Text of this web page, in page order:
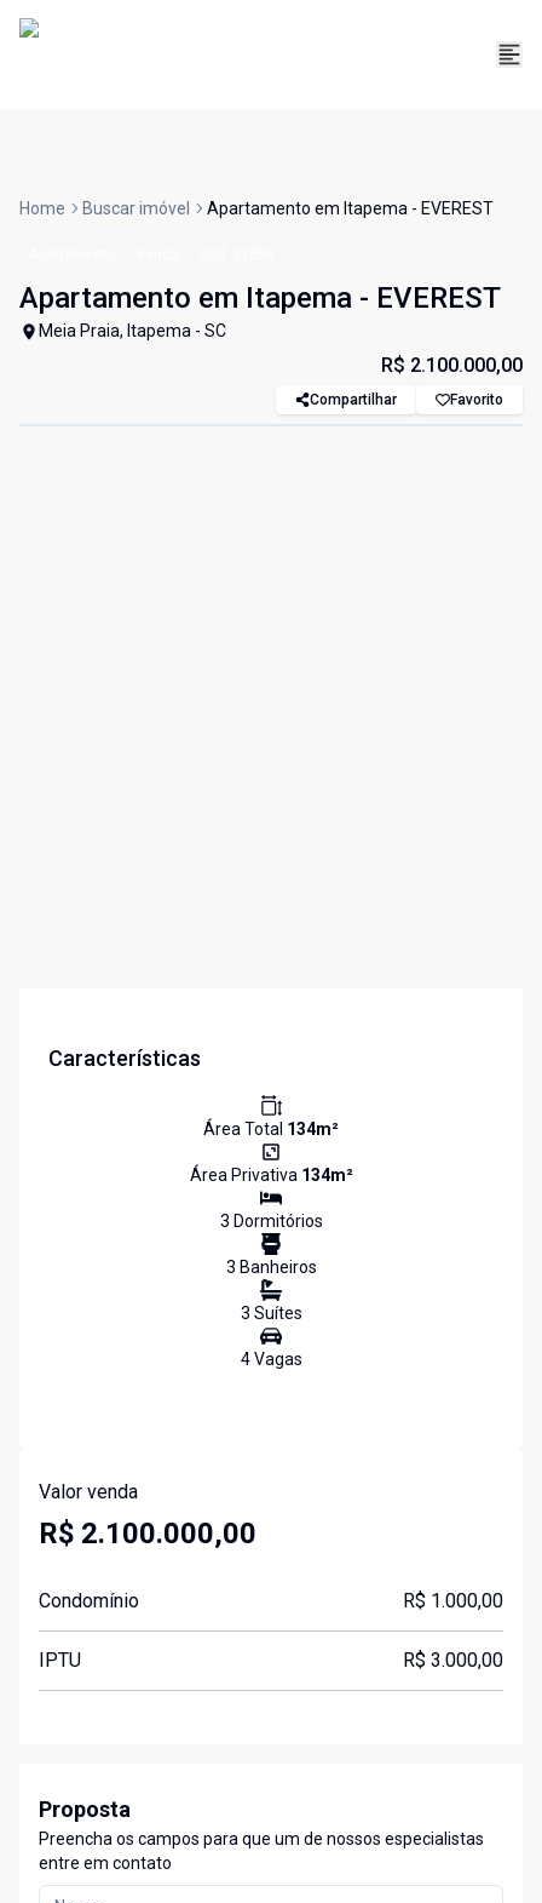
Home Buscar imóvel Apartamento em Itapema - EVEREST
Apartamento em Itapema - EVEREST
Meia Praia, Itapema - SC
R$ 2.100.000,00
Compartilhar Favorito
Características
Área Total 134m²
Área Privativa 134m²
3 Dormitórios
3 Banheiros
3 Suítes
4Vagas
Valor venda
R$ 2.100.000,00
Condomínio R$ 1.000,00
IPTU R$ 3.000,00
Proposta
Preencha os campos para que um de nossos especialistas
entre em contato